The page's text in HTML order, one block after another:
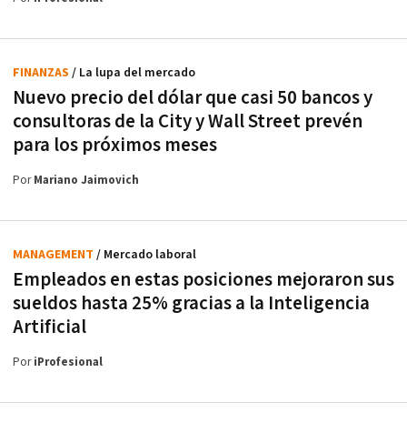
Nuevo precio del dólar que casi 50 bancos y
consultoras de la City y Wall Street prevén
para los próximos meses
FINANZAS / La lupa del mercado
PorMariano Jaimovich
Empleados en estas posiciones mejoraron sus
sueldos hasta 25% gracias a la Inteligencia
Artificial
MANAGEMENT / Mercado laboral
PoriProfesional